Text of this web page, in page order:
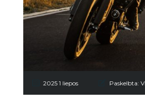
2025 1 liepos Paskelbta: